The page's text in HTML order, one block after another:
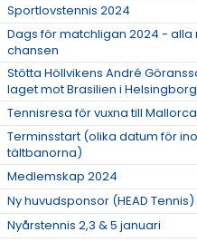
Sportlovstennis 2024
Dags för matchligan 2024 - alla
chansen
Stötta Höllvikens André
laget mot Brasilien i Helsingborg
Tennisresa för vuxna till
Terminsstart (olika datum för
tältbanorna)
Medlemskap 2024
Ny huvudsponsor (HEAD
Nyårstennis 2,3 & 5 januari